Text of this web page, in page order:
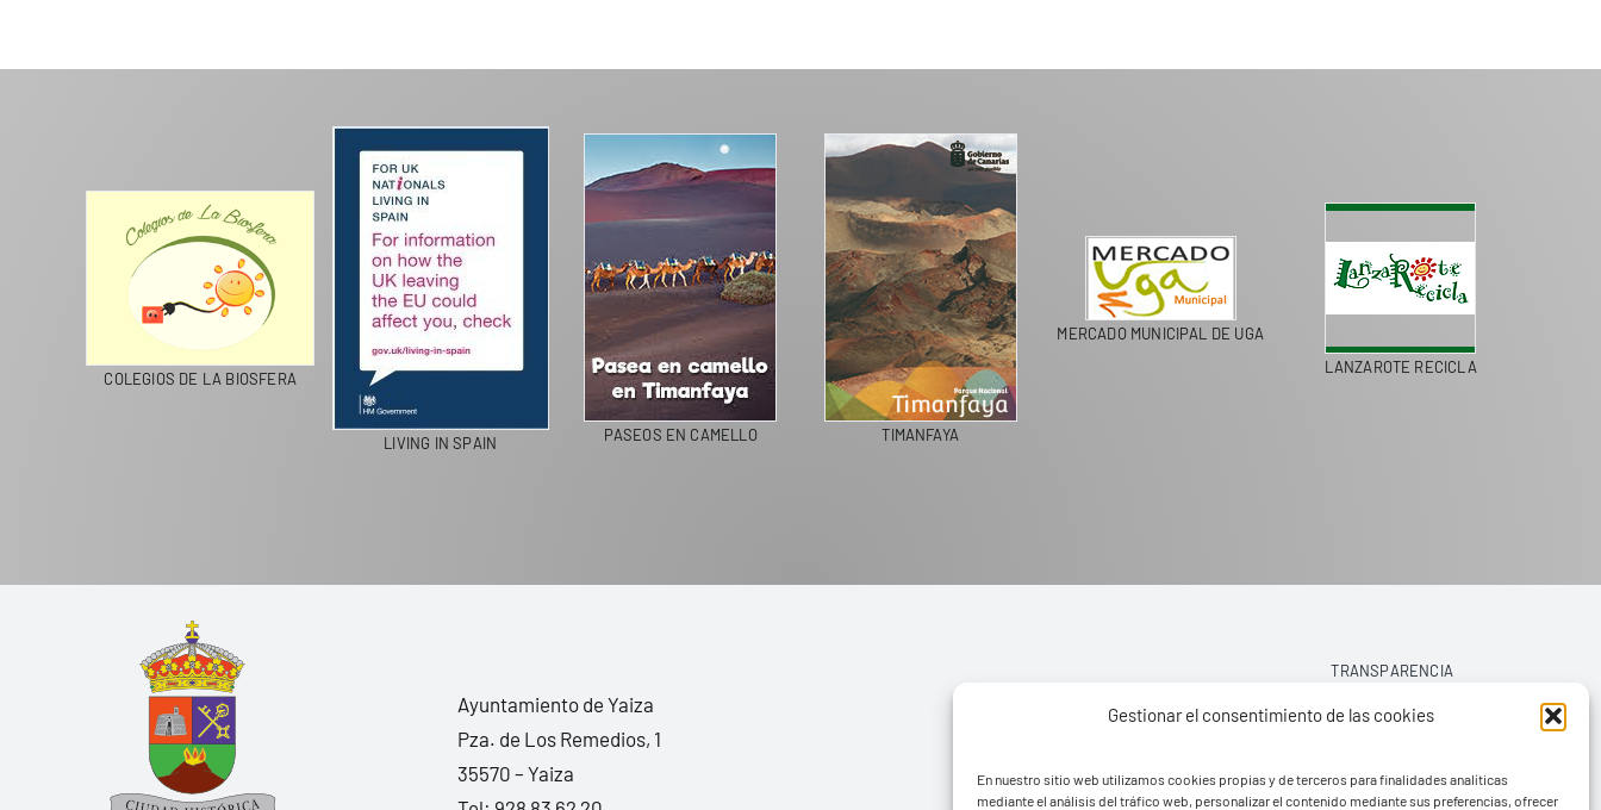
Gestionar el consentimiento de las cookies
En nuestro sitio web utilizamos cookies propias y de terceros para finalidades analíticas
mediante el análisis del tráfico web, personalizar el contenido mediante sus preferencias, ofrecer
COLEGIOS DE LA BIOSFERA
LIVING IN SPAIN PASEOS EN CAMELLO TIMANFAYA
MERCADO MUNICIPAL DE UGA
LANZAROTE RECICLA
Ayuntamiento de Yaiza
Pza. de Los Remedios, 1
35570 – Yaiza
TRANSPARENCIA
AVISO LEGAL
POLÍTICA DE PRIVACIDAD